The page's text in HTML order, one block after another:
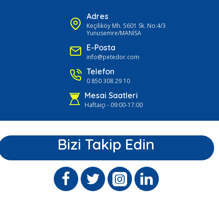
Adres
Keçiliköy Mh. 5601 Sk. No:4/3
Yunusemre/MANİSA
E-Posta
info@petedor.com
Telefon
0 850 308 29 10
Mesai Saatleri
Haftaiçi - 09:00-17:00
Bizi Takip Edin